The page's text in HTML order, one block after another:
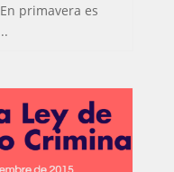
primavera es